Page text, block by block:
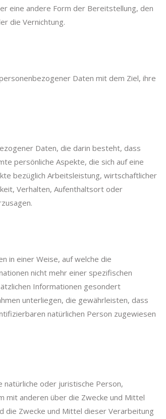
eine andere Form der Bereitstellung, den
die Vernichtung.
Daten mit dem Ziel, ihre
Daten, die darin besteht, dass
persönliche Aspekte, die sich auf eine
bezüglich Arbeitsleistung, wirtschaftlicher
Verhalten, Aufenthaltsort oder
in einer Weise, auf welche die
nicht mehr einer spezifischen
Informationen gesondert
unterliegen, die gewährleisten, dass
natürlichen Person zugewiesen
oder juristische Person,
mit anderen über die Zwecke und Mittel
die Zwecke und Mittel dieser Verarbeitung